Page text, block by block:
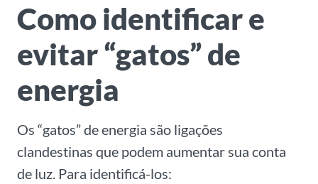
Como identificar e
evitar “gatos” de
energia
Os “gatos” de energia são ligações
clandestinas que podem aumentar sua conta
de luz. Para identificá-los: